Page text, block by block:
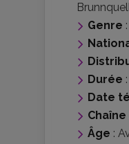
Genre :
Durée
Date
Chaîne
Âge :